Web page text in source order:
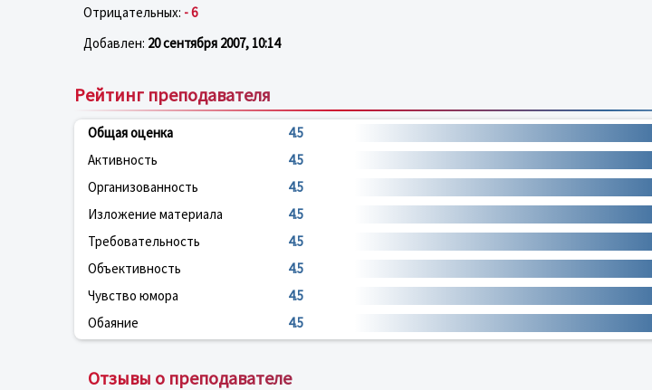
Отрицательных: - 6
Добавлен: 20 сентября 2007, 10:14
Рейтинг преподавателя
Общая оценка 4.5
Активность
4.5
Организованность
4.5
Изложение материала
4.5
Требовательность
4.5
Объективность
4.5
Чувство юмора
4.5
Обаяние
4.5
Отзывы о преподавателе